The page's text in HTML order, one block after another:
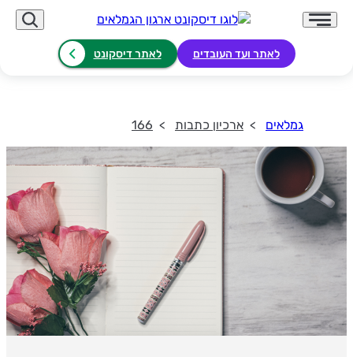
לאתר ועד העובדים לאתר דיסקונט
גמלאים ארכיון כתבות 166